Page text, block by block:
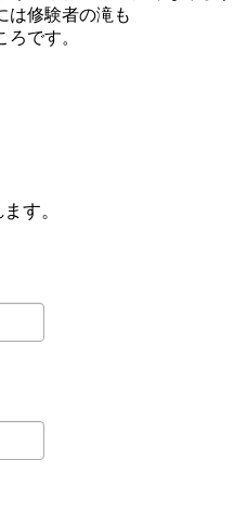
は修験者の滝も
です。
す。